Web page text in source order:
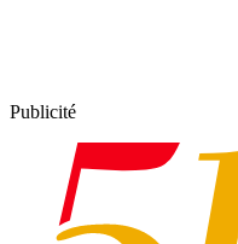
Publicité